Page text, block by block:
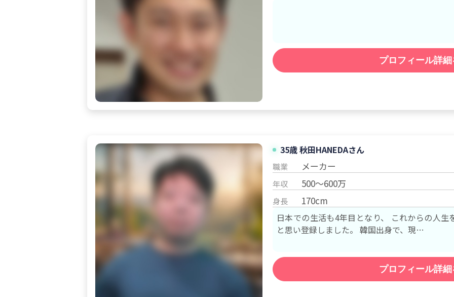
プロフィール詳
35歳 秋田HANEDAさん
職業 メーカー
年収 500～600万
身長 170cm
日本での生活も4年目となり、 これからの人
と思い登録しました。 韓国出身で、現…
プロフィール詳